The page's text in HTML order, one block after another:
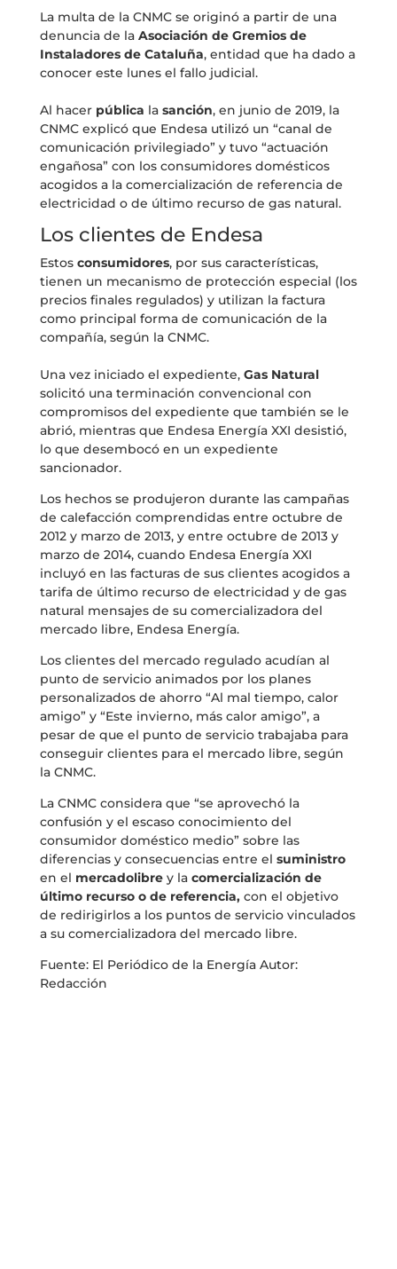
La multa de la CNMC se originó a partir de una
denuncia de la Asociación de Gremios de
Instaladores de Cataluña, entidad que ha dado a
conocer este lunes el fallo judicial.
Al hacer pública la sanción, en junio de 2019, la
CNMC explicó que Endesa utilizó un “canal de
comunicación privilegiado” y tuvo “actuación
engañosa” con los consumidores domésticos
acogidos a la comercialización de referencia de
electricidad o de último recurso de gas natural.
Los clientes de Endesa
Estos consumidores, por sus características,
tienen un mecanismo de protección especial (los
precios finales regulados) y utilizan la factura
como principal forma de comunicación de la
compañía, según la CNMC.
Una vez iniciado el expediente, Gas Natural
solicitó una terminación convencional con
compromisos del expediente que también se le
abrió, mientras que Endesa Energía XXI desistió,
lo que desembocó en un expediente
sancionador.
Los hechos se produjeron durante las campañas
de calefacción comprendidas entre octubre de
2012 y marzo de 2013, y entre octubre de 2013 y
marzo de 2014, cuando Endesa Energía XXI
incluyó en las facturas de sus clientes acogidos a
tarifa de último recurso de electricidad y de gas
natural mensajes de su comercializadora del
mercado libre, Endesa Energía.
Los clientes del mercado regulado acudían al
punto de servicio animados por los planes
personalizados de ahorro “Al mal tiempo, calor
amigo” y “Este invierno, más calor amigo”, a
pesar de que el punto de servicio trabajaba para
conseguir clientes para el mercado libre, según
la CNMC.
La CNMC considera que “se aprovechó la
confusión y el escaso conocimiento del
consumidor doméstico medio” sobre las
diferencias y consecuencias entre el suministro
en el mercadolibrey lacomercialización de
último recurso o de referencia, con el objetivo
de redirigirlos a los puntos de servicio vinculados
a su comercializadora del mercado libre.
Fuente: El Periódico de la Energía Autor:
Redacción